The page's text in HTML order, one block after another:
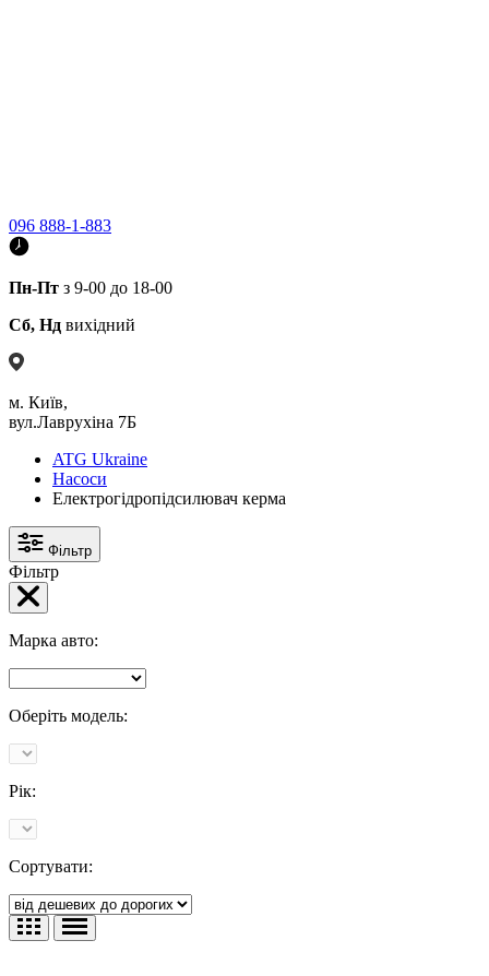
096 888-1-883
Пн-Пт з 9-00 до 18-00
Сб, Нд вихідний
м. Київ,
вул.Лаврухіна 7Б
ATG Ukraine
Насоси
Електрогідропідсилювач керма
Фільтр
Фільтр
Марка авто:
Оберіть модель:
Рік:
Сортувати: